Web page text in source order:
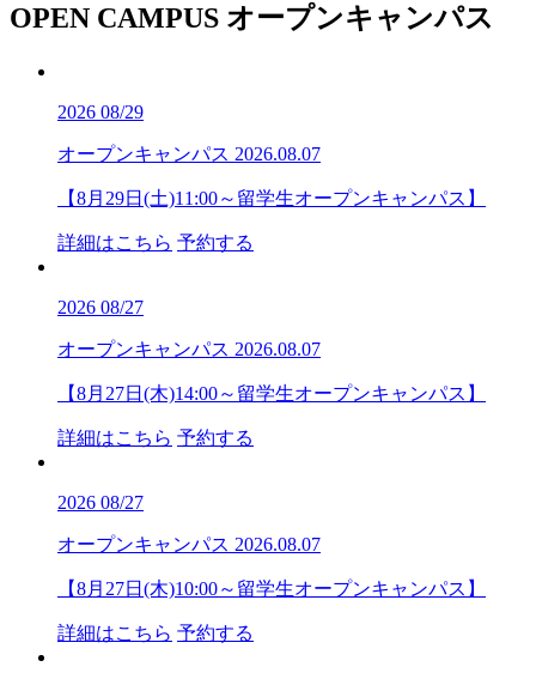
OPEN CAMPUS オープンキャンパス
2026 08/29
オープンキャンパス 2026.08.07
【8月29日(土)11:00～留学生オープンキャンパス】
詳細はこちら 予約する
2026 08/27
オープンキャンパス 2026.08.07
【8月27日(木)14:00～留学生オープンキャンパス】
詳細はこちら 予約する
2026 08/27
オープンキャンパス 2026.08.07
【8月27日(木)10:00～留学生オープンキャンパス】
詳細はこちら 予約する